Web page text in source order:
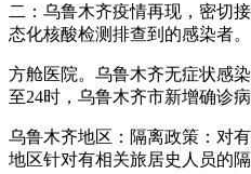
二：乌鲁木齐疫情再现，密切
态化核酸检测排查到的感染者。
方舱医院。乌鲁木齐无症状感
至24时，乌鲁木齐市新增确诊
乌鲁木齐地区：隔离政策：对
地区针对有相关旅居史人员的